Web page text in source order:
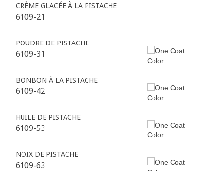
CRÈME GLACÉE À LA PISTACHE
6109-21
POUDRE DE PISTACHE
6109-31
BONBON À LA PISTACHE
6109-42
HUILE DE PISTACHE
6109-53
NOIX DE PISTACHE
6109-63